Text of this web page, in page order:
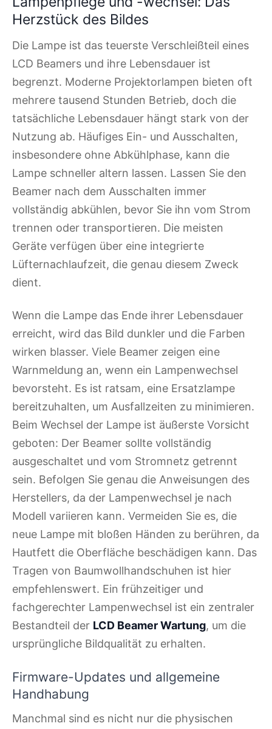
Herzstück des Bildes
Die Lampe ist das teuerste Verschleißteil eines
LCD Beamers und ihre Lebensdauer ist
begrenzt. Moderne Projektorlampen bieten oft
mehrere tausend Stunden Betrieb, doch die
tatsächliche Lebensdauer hängt stark von der
Nutzung ab. Häufiges Ein- und Ausschalten,
insbesondere ohne Abkühlphase, kann die
Lampe schneller altern lassen. Lassen Sie den
Beamer nach dem Ausschalten immer
vollständig abkühlen, bevor Sie ihn vom Strom
trennen oder transportieren. Die meisten
Geräte verfügen über eine integrierte
Lüfternachlaufzeit, die genau diesem Zweck
dient.
Wenn die Lampe das Ende ihrer Lebensdauer
erreicht, wird das Bild dunkler und die Farben
wirken blasser. Viele Beamer zeigen eine
Warnmeldung an, wenn ein Lampenwechsel
bevorsteht. Es ist ratsam, eine Ersatzlampe
bereitzuhalten, um Ausfallzeiten zu minimieren.
Beim Wechsel der Lampe ist äußerste Vorsicht
geboten: Der Beamer sollte vollständig
ausgeschaltet und vom Stromnetz getrennt
sein. Befolgen Sie genau die Anweisungen des
Herstellers, da der Lampenwechsel je nach
Modell variieren kann. Vermeiden Sie es, die
neue Lampe mit bloßen Händen zu berühren, da
Hautfett die Oberfläche beschädigen kann. Das
Tragen von Baumwollhandschuhen ist hier
empfehlenswert. Ein frühzeitiger und
fachgerechter Lampenwechsel ist ein zentraler
Bestandteil der LCD Beamer Wartung, um die
ursprüngliche Bildqualität zu erhalten.
Firmware-Updates und allgemeine
Handhabung
Manchmal sind es nicht nur die physischen